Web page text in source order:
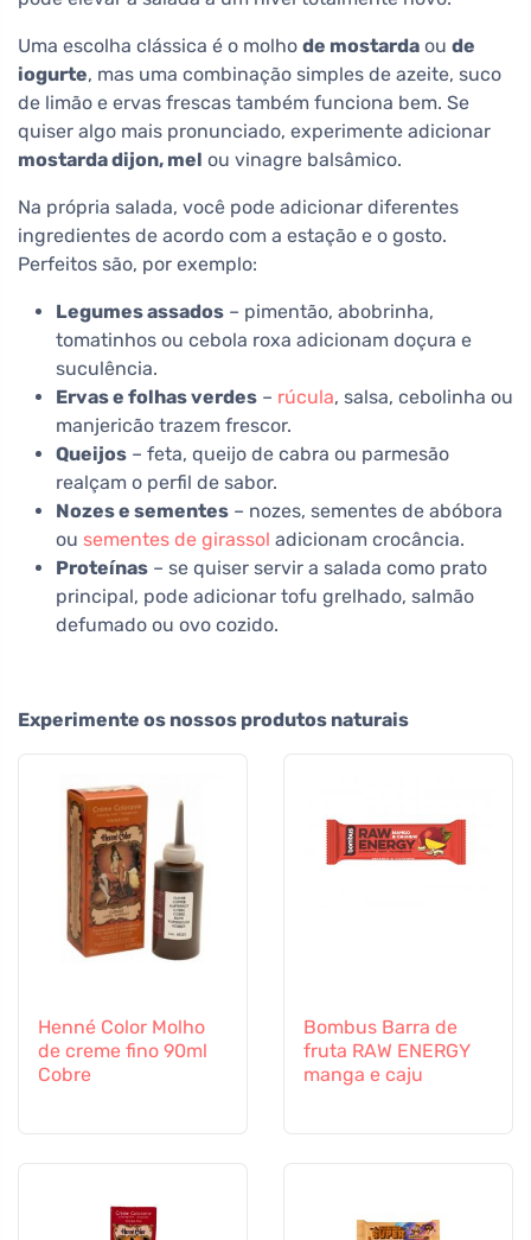
Uma escolha clássica é o molho de mostarda ou de
iogurte, mas uma combinação simples de azeite, suco
de limão e ervas frescas também funciona bem. Se
quiser algo mais pronunciado, experimente adicionar
mostarda dijon, mel ou vinagre balsâmico.
Na própria salada, você pode adicionar diferentes
ingredientes de acordo com a estação e o gosto.
Perfeitos são, por exemplo:
Legumes assados – pimentão, abobrinha,
tomatinhos ou cebola roxa adicionam doçura e
suculência.
Ervas e folhas verdes – rúcula, salsa, cebolinha ou
manjericão trazem frescor.
Queijos – feta, queijo de cabra ou parmesão
realçam o perfil de sabor.
Nozes e sementes – nozes, sementes de abóbora
ou sementes de girassol adicionam crocância.
Proteínas – se quiser servir a salada como prato
principal, pode adicionar tofu grelhado, salmão
defumado ou ovo cozido.
Experimente os nossos produtos naturais
Henné Color Molho
de creme fino 90ml
Cobre
Bombus Barra de
fruta RAW ENERGY
manga e caju